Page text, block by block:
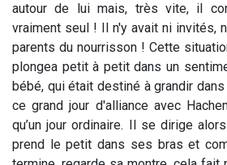
autour de lui mais, très vite, il
vraiment seul ! Il n'y avait ni invités,
parents du nourrisson ! Cette
plongea petit à petit dans un
bébé, qui était destiné à grandir
ce grand jour d'alliance avec
qu’un jour ordinaire. Il se dirige
prend le petit dans ses bras et